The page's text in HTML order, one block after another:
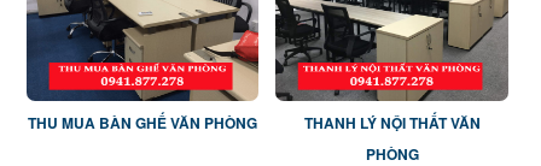
THU MUA BÀN GHẾ VĂN PHÒNG
THANH LÝ NỘI THẤT VĂN
PHÒNG